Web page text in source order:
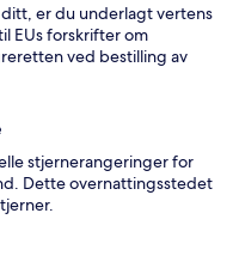
er du underlagt vertens
EUs forskrifter om
ved bestilling av
stjernerangeringer for
Dette overnattingsstedet